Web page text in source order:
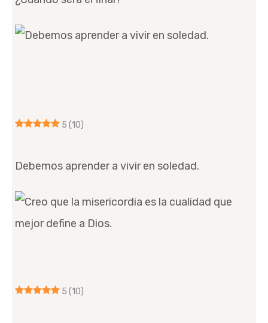
5 (10)
Debemos aprender a vivir en soledad.
5 (10)